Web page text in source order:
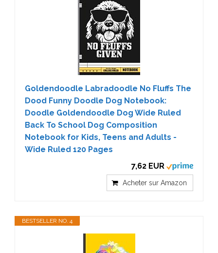
Goldendoodle Labradoodle No Fluffs The
Dood Funny Doodle Dog Notebook:
Doodle Goldendoodle Dog Wide Ruled
Back To School Dog Composition
Notebook for Kids, Teens and Adults -
Wide Ruled 120 Pages
7,62 EUR
Acheter sur Amazon
BESTSELLER NO. 4